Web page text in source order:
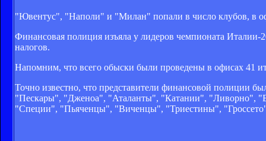
"Ювентус", "Наполи" и "Милан" попали в число клубов, в
Финансовая полиция изъяла у лидеров чемпионата
налогов.
Напомним, что всего обыски были проведены в офисах 41
Точно известно, что представители финансовой
"Пескары", "Дженоа", "Аталанты", "Катании",
"Специи", "Пьяченцы", "Виченцы", "Триестины",